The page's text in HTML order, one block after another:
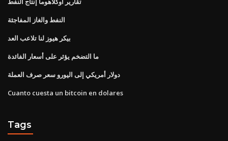
النفط والغاز المفاجئة
بيكر هيوز لنا تلاعب العد
ما التضخم يؤثر على أسعار الفائدة
دولار أمريكي إلى اليورو سعر صرف العملة
Cuanto cuesta un bitcoin en dolares
Tags